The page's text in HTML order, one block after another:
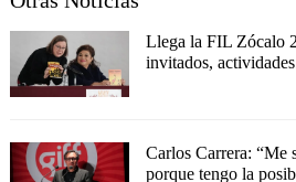
Llega la FIL Zócalo
invitados,
Carlos Carrera: “Me
porque tengo la